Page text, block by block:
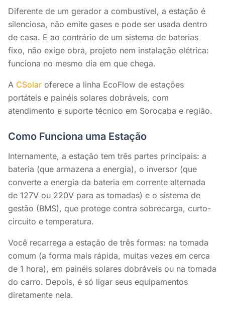
Diferente de um gerador a combustível, a estação é
silenciosa, não emite gases e pode ser usada dentro
de casa. E ao contrário de um sistema de baterias
fixo, não exige obra, projeto nem instalação elétrica:
funciona no mesmo dia em que chega.
A CSolar oferece a linha EcoFlow de estações
portáteis e painéis solares dobráveis, com
atendimento e suporte técnico em Sorocaba e região.
Como Funciona uma Estação
Internamente, a estação tem três partes principais: a
bateria (que armazena a energia), o inversor (que
converte a energia da bateria em corrente alternada
de 127V ou 220V para as tomadas) e o sistema de
gestão (BMS), que protege contra sobrecarga, curto-
circuito e temperatura.
Você recarrega a estação de três formas: na tomada
comum (a forma mais rápida, muitas vezes em cerca
de 1 hora), em painéis solares dobráveis ou na tomada
do carro. Depois, é só ligar seus equipamentos
diretamente nela.